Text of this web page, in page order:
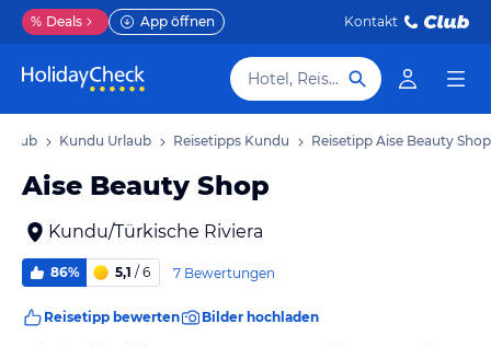
% Deals App öffnen Kontakt
Hotel, Reiseziel
Kundu Urlaub Reisetipps Kundu Reisetipp Aise Beauty Shop
Aise Beauty Shop
Kundu/Türkische Riviera
86% 5,1 / 6 7 Bewertungen
Reisetipp bewerten Bilder hochladen